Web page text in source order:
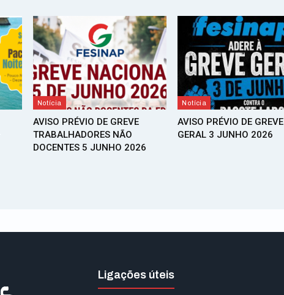
Notícia
AVISO PRÉVIO DE GREVE
TRABALHADORES NÃO
DOCENTES 5 JUNHO 2026
Notícia
AVISO PRÉVIO DE GREVE
GERAL 3 JUNHO 2026
Ligações úteis